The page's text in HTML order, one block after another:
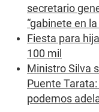
secretario
“gabinete en
Fiesta para
100 mil
Ministro Silva
Puente
podemos